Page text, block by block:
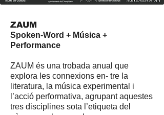
ZAUM
Spoken-Word + Música +
Performance
ZAUM és una trobada anual que
explora les connexions en- tre la
literatura, la música experimental i
l’acció performativa, agrupant aquestes
tres disciplines sota l’etiqueta del